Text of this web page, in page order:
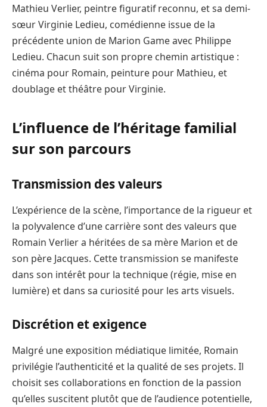
Mathieu Verlier, peintre figuratif reconnu, et sa demi-
sœur Virginie Ledieu, comédienne issue de la
précédente union de Marion Game avec Philippe
Ledieu. Chacun suit son propre chemin artistique :
cinéma pour Romain, peinture pour Mathieu, et
doublage et théâtre pour Virginie.
L’influence de l’héritage familial
sur son parcours
Transmission des valeurs
L’expérience de la scène, l’importance de la rigueur et
la polyvalence d’une carrière sont des valeurs que
Romain Verlier a héritées de sa mère Marion et de
son père Jacques. Cette transmission se manifeste
dans son intérêt pour la technique (régie, mise en
lumière) et dans sa curiosité pour les arts visuels.
Discrétion et exigence
Malgré une exposition médiatique limitée, Romain
privilégie l’authenticité et la qualité de ses projets. Il
choisit ses collaborations en fonction de la passion
qu’elles suscitent plutôt que de l’audience potentielle,